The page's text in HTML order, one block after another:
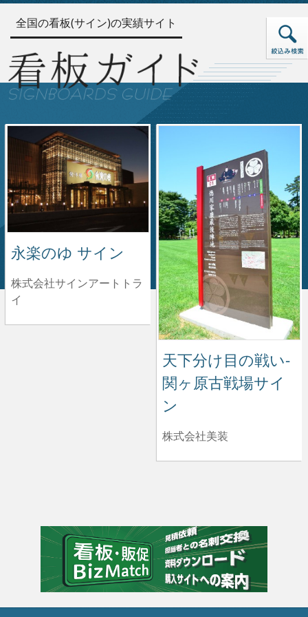
全国の看板(サイン)の実績サイト
永楽のゆ サイン
株式会社サインアートトラ
イ
天下分け目の戦い-
関ヶ原古戦場サイ
ン
株式会社美装